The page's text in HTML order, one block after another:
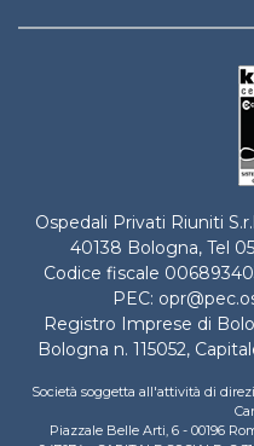
Ospedali Privati Riuniti
40138 Bologna, Tel
Codice fiscale
PEC:
Registro Imprese di
Bologna n. 115052,
Società soggetta all'attività di
Piazzale Belle Arti, 6 - 00196